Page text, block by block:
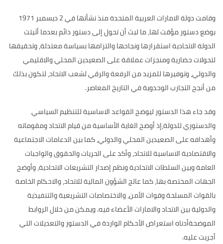
وقامت دولة الامارات العربية المتحدة منذ نشأتها في 2 ديسمبر 1971
بوضع دستور مؤقت لها، ما لبث أن تحول إلى دستور دائم بعدما أثبتت
الدولة الاتحادية استقرارها ونجاحها والتزامها بسياسة معتدلة، وتحقيقها
لتحولات حضارية ومنجزات عملاقة على الصعيدين المحلي والاقليمي
والدولي، وتوفيرها للمزيد من الرفعة والرقي لشعب الاتحاد، لتكون بذلك
من أنجح التجارب الوحدوية في التاريخ المعاصر.
وقد جاء هذا الدستور ليوضح القواعد الاساسية للتنظيم السياسي
والدستوري للدولة،إذ أوضح الغاية الأساسية من قيام الاتحاد ومقوماته
وأهدافه على الصعيدين المحلي والدولي، كما بين الدعامات الاجتماعية
والاقتصادية الاساسية للاتحاد، وأكد على الحريات والحقوق والواجبات
العامة وبين السلطات الاتحادية ونظم إصدار التشريعات الاتحادية، وأوضح
الجهات المختصة بها، كما عالج الشؤون المالية للاتحاد، والاحكام الخاصة
بالقوات المسلحة وقوات الأمن، والاختصاصات التشريعية والتنفيذية
والدولية بين الاتحاد والامارات الأعضاء فيه. ويمكن من خلال الروابط
الموضحةأدناه استعراض الأحكام الواردة في الدستور والتعديلات التي
أجريت عليه.